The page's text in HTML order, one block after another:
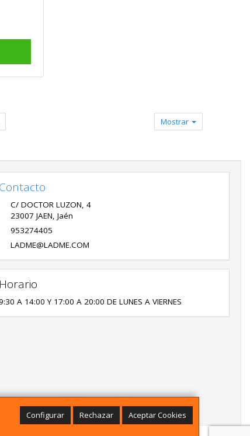
Mostrar
Configurar Rechazar Aceptar Cookies
Contacto
C/ DOCTOR LUZON, 4
23007 JAEN Jaén
953274405
LADME@LADME.COM
Horario
A 14:00 Y 17:00 A 20:00 DE LUNES A VIERNES